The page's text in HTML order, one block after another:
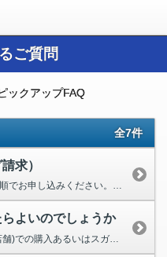
ご質問
ックアップFAQ
全7件
求）
カタログをご希望の場合は、以下の手順でお申し込みください。 スガツネットの会員登録をお願いします（登録済み...
よいのでしょうか